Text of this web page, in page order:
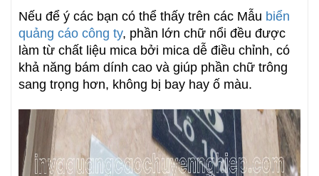
Nếu để ý các bạn có thể thấy trên các Mẫu biển
quảng cáo công ty, phần lớn chữ nổi đều được
làm từ chất liệu mica bởi mica dễ điều chỉnh, có
khả năng bám dính cao và giúp phần chữ trông
sang trọng hơn, không bị bay hay ố màu.